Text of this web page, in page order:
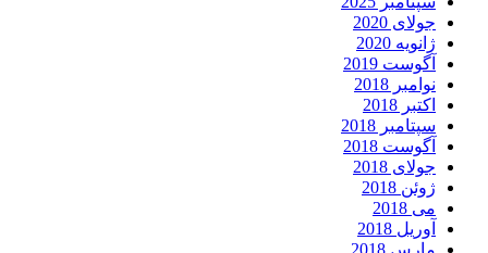
جولای 2020
ژانویه 2020
آگوست 2019
نوامبر 2018
اکتبر 2018
سپتامبر 2018
آگوست 2018
جولای 2018
ژوئن 2018
می 2018
آوریل 2018
مارس 2018